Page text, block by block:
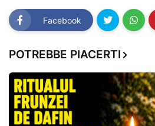
Facebook
POTREBBE PIACERTI